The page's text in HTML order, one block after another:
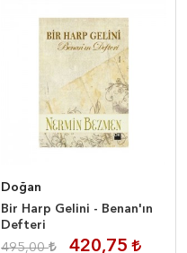
Doğan
Bir Harp Gelini - Benan'ın
Defteri
495,00 420,75